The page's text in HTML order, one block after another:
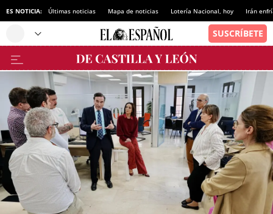
ES NOTICIA: Últimas noticias Mapa de noticias Lotería Nacional, hoy Irán